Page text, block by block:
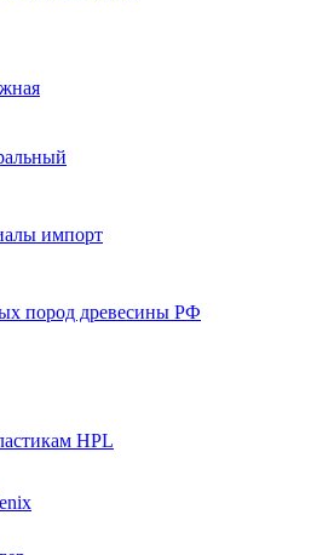
импорт
пород древесины РФ
HPL